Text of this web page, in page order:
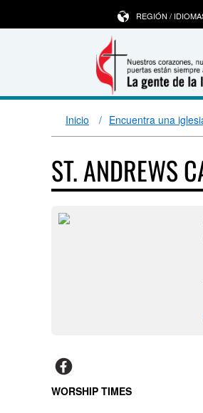
REGIÓN /
Inicio Encuentra una
ST. ANDREWS
WORSHIP TIMES